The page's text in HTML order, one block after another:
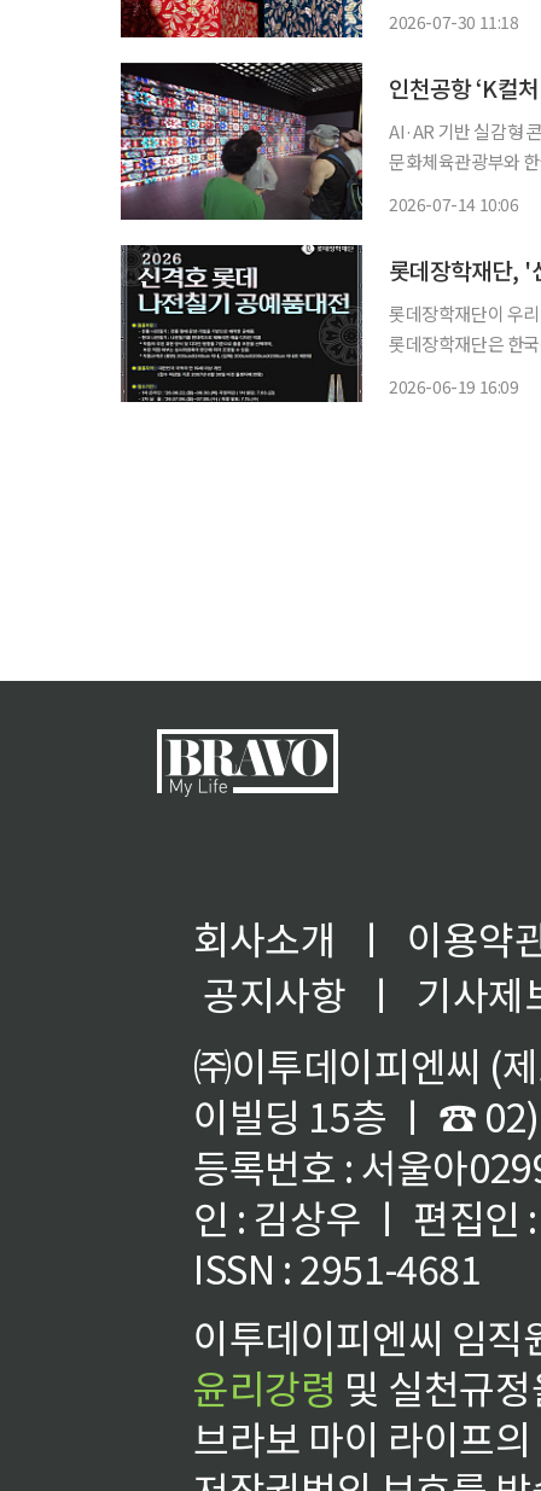
2026-07-30 11:18
인천공항 ‘K컬
AI·AR 기반 실감형
문화체육관광부와
2026-07-14 10:06
롯데장학재단이 우
롯데장학재단은 한
2026-06-19 16:09
회사소개 ㅣ
이용약
공지사항
ㅣ
기사제
㈜이투데이피엔씨 (
이빌딩 15층 ㅣ ☎
등록번호 : 서울아
인 : 김상우 ㅣ 편집인
ISSN : 2951-4681
이투데이피엔씨 임
윤리강령 및 실천규
브라보 마이 라이프